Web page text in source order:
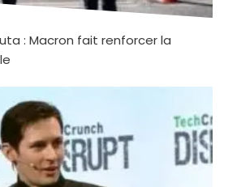
: Macron fait renforcer la